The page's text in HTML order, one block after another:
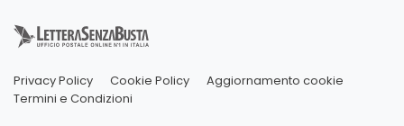
Privacy Policy Cookie Policy
Aggiornamento cookie
Termini e Condizioni